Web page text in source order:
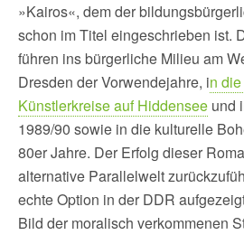
»Kairos«, dem der
schon im Titel eingeschrieben ist.
führen ins bürgerliche Milieu am
Dresden der Vorwendejahre, in
Künstlerkreise auf Hiddensee und
1989/90 sowie in die kulturelle
80er Jahre. Der Erfolg dieser
alternative Parallelwelt
echte Option in der DDR
Bild der moralisch verkommenen